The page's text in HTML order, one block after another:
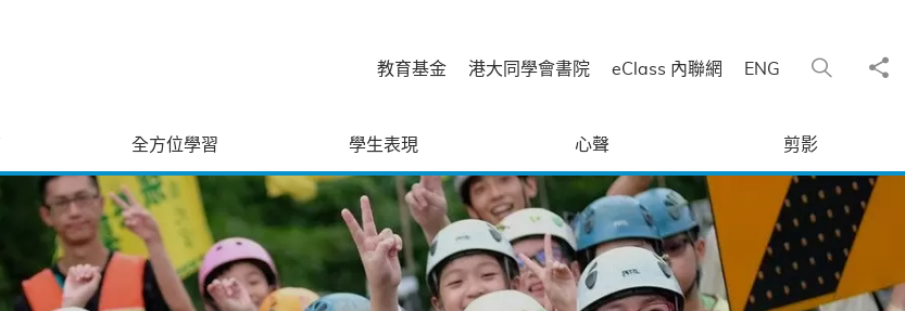
教育基金 港大同學會書院 eClass 內聯網 ENG 搜尋 分
全方位學習 學生表現 心聲 剪影